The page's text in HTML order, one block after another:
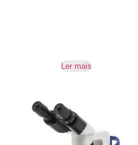
Ler mais